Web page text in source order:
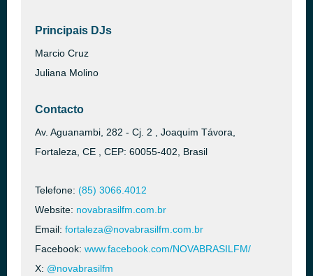
Principais DJs
Marcio Cruz
Juliana Molino
Contacto
Av. Aguanambi, 282 - Cj. 2 , Joaquim Távora,
Fortaleza, CE , CEP: 60055-402, Brasil
Telefone: (85) 3066.4012
Website: novabrasilfm.com.br
Email: fortaleza@novabrasilfm.com.br
Facebook: www.facebook.com/NOVABRASILFM/
X: @novabrasilfm